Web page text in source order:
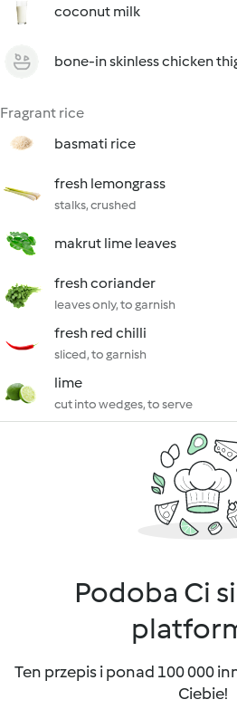
coconut milk
bone-in skinless chicken
Fragrant rice
basmati rice
fresh lemongrass
stalks, crushed
makrut lime leaves
fresh coriander
leaves only, to garnish
fresh red chilli
sliced, to garnish
lime
cut into wedges, to serve
Podoba Ci
Ten przepis i ponad 100 000
Ciebie!